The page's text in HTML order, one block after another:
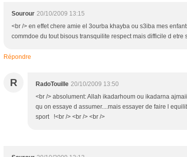
Sourour 20/10/2009 13:15
<br /> en effet chere amie el 3ourba khayba ou s3iba mes
commdoe du tout bisous transquilite respect mais difficile d etre
Répondre
R RadoTouille 20/10/2009 13:50
<br /> absolument: Allah ikadarhoum ou ikadarna
qu on essaye d assumer....mais essayer de faire l
sport !<br /> <br /> <br />